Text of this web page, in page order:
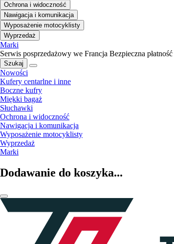
Ochrona i widoczność
Nawigacja i komunikacja
Wyposażenie motocyklisty
Wyprzedaż
Marki
Serwis posprzedażowy we Francja Bezpieczna płatność
Szukaj
Nowości
Kufery centarlne i inne
Boczne kufry
Miękki bagaż
Słuchawki
Ochrona i widoczność
Nawigacja i komunikacja
Wyposażenie motocyklisty
Wyprzedaż
Marki
Dodawanie do koszyka...